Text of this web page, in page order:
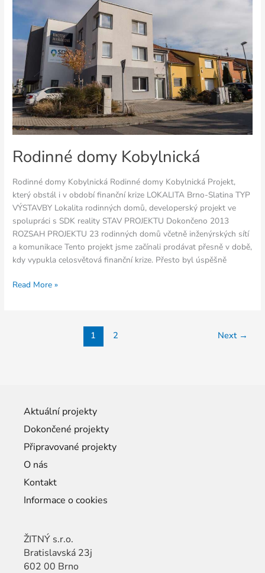
Rodinné domy Kobylnická
Rodinné domy Kobylnická Rodinné domy Kobylnická Projekt,
který obstál i v období finanční krize LOKALITA Brno-Slatina TYP
VÝSTAVBY Lokalita rodinných domů, developerský projekt ve
spolupráci s SDK reality STAV PROJEKTU Dokončeno 2013
ROZSAH PROJEKTU 23 rodinných domů včetně inženýrských sítí
a komunikace Tento projekt jsme začínali prodávat přesně v době,
kdy vypukla celosvětová finanční krize. Přesto byl úspěšně
Kobylnická
Read More »
1 2 Next →
Aktuální projekty
Dokončené projekty
Připravované projekty
O nás
Kontakt
Informace o cookies
ŽITNÝ s.r.o.
Bratislavská 23j
602 00 Brno